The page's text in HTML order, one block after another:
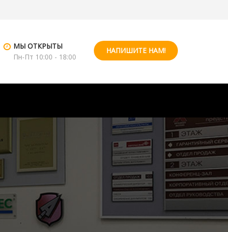
МЫ ОТКРЫТЫ
Пн-Пт 10:00 - 18:00
НАПИШИТЕ НАМ!